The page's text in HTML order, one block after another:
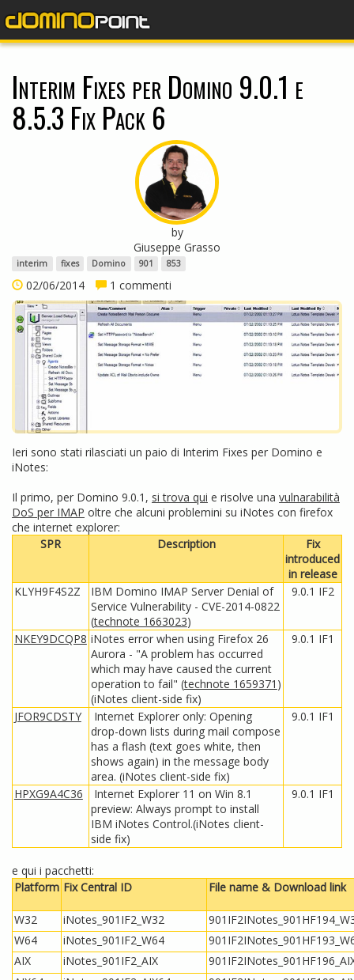
Interim Fixes per Domino 9.0.1 e
8.5.3 Fix Pack 6
by
Giuseppe Grasso
interim fixes Domino 901 853
02/06/2014 1 commenti
Ieri sono stati rilasciati un paio di Interim Fixes per Domino e
iNotes:
Il primo, per Domino 9.0.1, si trova qui e risolve una vulnarabilità
DoS per IMAP oltre che alcuni problemini su iNotes con firefox
che internet explorer:
SPR
Description
Fix
introduced
in release
KLYH9F4S2Z
IBM Domino IMAP Server Denial of
Service Vulnerability - CVE-2014-0822
(technote 1663023)
9.0.1 IF2
NKEY9DCQP8 iNotes error when using Firefox 26
Aurora - "A problem has occurred
which may have caused the current
operation to fail" (technote 1659371 )
(iNotes client-side fix)
9.0.1 IF1
JFOR9CDSTY
Internet Explorer only: Opening
drop-down lists during mail compose
has a flash (text goes white, then
shows again) in the message body
area. (iNotes client-side fix)
9.0.1 IF1
HPXG9A4C36
Internet Explorer 11 on Win 8.1
preview: Always prompt to install
IBM iNotes Control.(iNotes client-
side fix)
9.0.1 IF1
e qui i pacchetti:
Platform Fix Central ID File name & Download link
W32 iNotes_901IF2_W32
W64
iNotes_901IF2_W64
AIX
iNotes_901IF2_AIX